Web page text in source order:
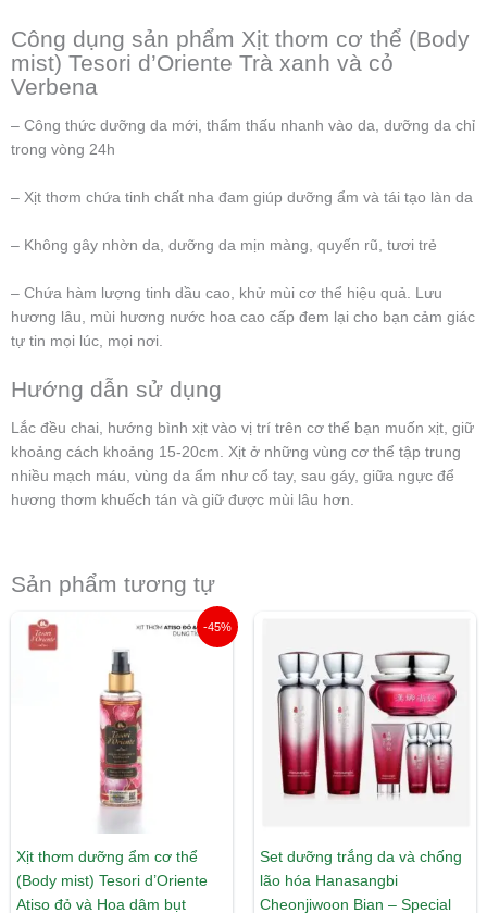
Công dụng sản phẩm Xịt thơm cơ thể (Body
mist) Tesori d’Oriente Trà xanh và cỏ
Verbena
– Công thức dưỡng da mới, thẩm thấu nhanh vào da, dưỡng da chỉ
trong vòng 24h
– Xịt thơm chứa tinh chất nha đam giúp dưỡng ẩm và tái tạo làn da
– Không gây nhờn da, dưỡng da mịn màng, quyến rũ, tươi trẻ
– Chứa hàm lượng tinh dầu cao, khử mùi cơ thể hiệu quả. Lưu
hương lâu, mùi hương nước hoa cao cấp đem lại cho bạn cảm giác
tự tin mọi lúc, mọi nơi.
Hướng dẫn sử dụng
Lắc đều chai, hướng bình xịt vào vị trí trên cơ thể bạn muốn xịt, giữ
khoảng cách khoảng 15-20cm. Xịt ở những vùng cơ thể tập trung
nhiều mạch máu, vùng da ẩm như cổ tay, sau gáy, giữa ngực để
hương thơm khuếch tán và giữ được mùi lâu hơn.
Sản phẩm tương tự
-45%
Xịt thơm dưỡng ẩm cơ thể
(Body mist) Tesori d’Oriente
Atiso đỏ và Hoa dâm bụt
290.000 ₫.
hiện
Set dưỡng trắng da và chống
lão hóa Hanasangbi
Cheonjiwoon Bian – Special